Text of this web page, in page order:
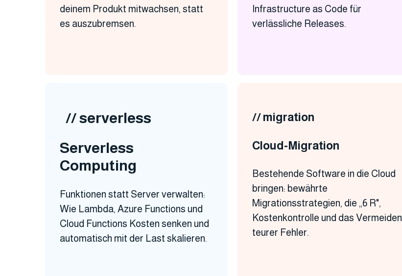
deinem Produkt mitwachsen, statt
es auszubremsen.
Infrastructure as Code für
verlässliche Releases.
// serverless
Serverless
Computing
Funktionen statt Server verwalten:
Wie Lambda, Azure Functions und
Cloud Functions Kosten senken und
automatisch mit der Last skalieren.
// migration
Cloud-Migration
Bestehende Software in die Cloud
bringen: bewährte
Migrationsstrategien, die „6 R",
Kostenkontrolle und das Vermeiden
teurer Fehler.